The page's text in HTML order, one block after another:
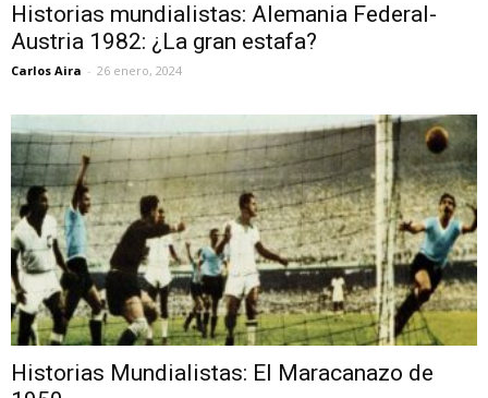
Historias mundialistas: Alemania Federal-
Austria 1982: ¿La gran estafa?
Carlos Aira - 26 enero, 2024
Historias Mundialistas: El Maracanazo de